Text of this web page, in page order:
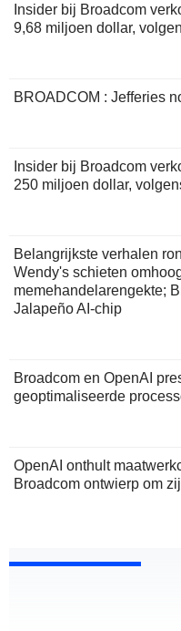
Insider bij Broadcom
9,68 miljoen dollar,
BROADCOM : Jefferies
Insider bij Broadcom
250 miljoen dollar,
Belangrijkste verhalen
Wendy's schieten
memehandelarengekte;
Jalapeño AI-chip
Broadcom en OpenAI
geoptimaliseerde
OpenAI onthult
Broadcom ontwierp om